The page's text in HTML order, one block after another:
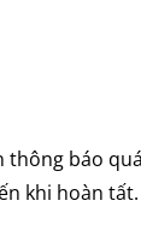
báo
khi hoàn